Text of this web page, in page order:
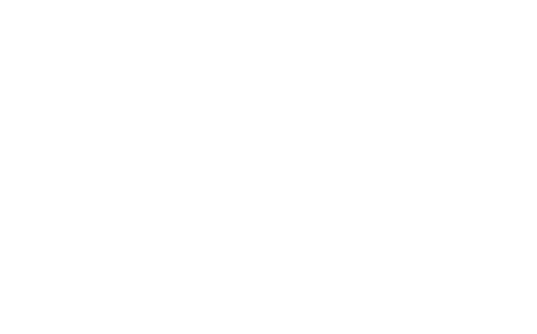
了承ください。
き作成されるも
ようお願いしま
1000ppm以下、
下、フタル酸ジブチ
ない年数を意
貨物等」とい
可)を取得する
要な手段を講じ
ムロン制御